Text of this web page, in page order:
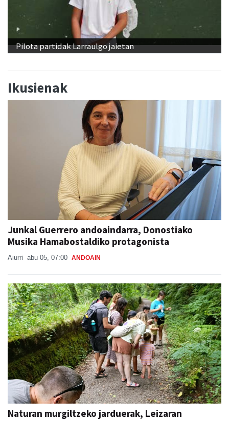
Pilota partidak Larraulgo jaietan
Ikusienak
Junkal Guerrero andoaindarra, Donostiako
Musika Hamabostaldiko protagonista
Aiurri abu 05, 07:00 ANDOAIN
Naturan murgiltzeko jarduerak, Leizaran